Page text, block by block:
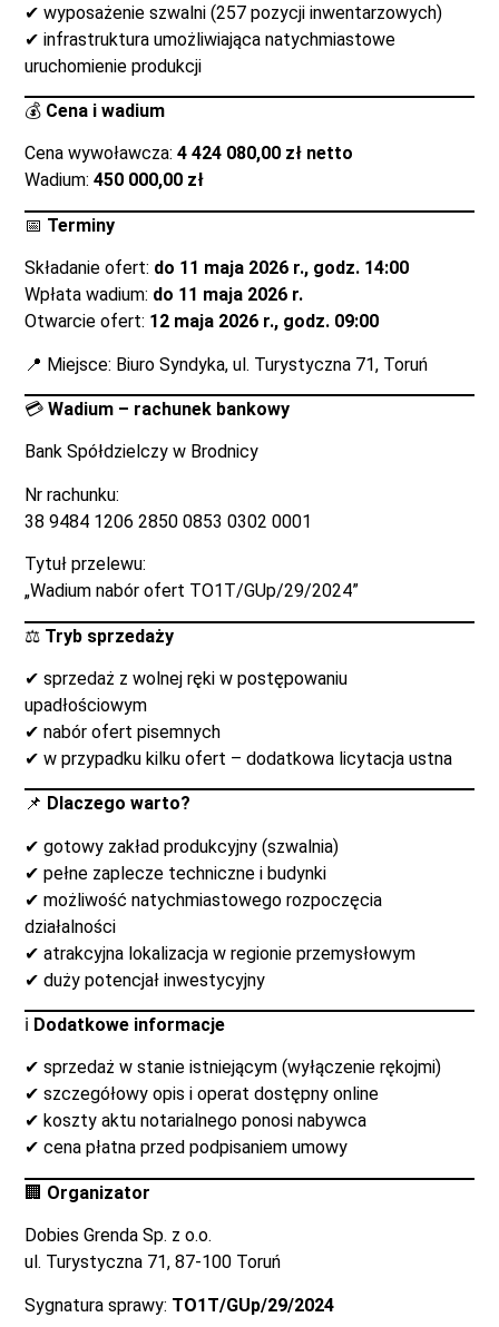
✔ wyposażenie szwalni (257 pozycji inwentarzowych)
✔ infrastruktura umożliwiająca natychmiastowe
uruchomienie produkcji
💰 Cena i wadium
Cena wywoławcza:4 424 080,00 zł netto
Wadium:450 000,00 zł
📅 Terminy
Składanie ofert: do 11 maja 2026 r., godz. 14:00
Wpłata wadium: do 11 maja 2026 r.
Otwarcie ofert: 12 maja 2026 r., godz. 09:00
📍 Miejsce: Biuro Syndyka, ul. Turystyczna 71, Toruń
💳Wadium – rachunek bankowy
Bank Spółdzielczy w Brodnicy
Nr rachunku:
38 9484 1206 2850 0853 0302 0001
Tytuł przelewu:
„Wadium nabór ofert TO1T/GUp/29/2024”
⚖️ Tryb sprzedaży
✔ sprzedaż z wolnej ręki w postępowaniu
upadłościowym
✔ nabór ofert pisemnych
✔ w przypadku kilku ofert – dodatkowa licytacja ustna
📌 Dlaczego warto?
✔ gotowy zakład produkcyjny (szwalnia)
✔ pełne zaplecze techniczne i budynki
✔ możliwość natychmiastowego rozpoczęcia
działalności
✔ atrakcyjna lokalizacja w regionie przemysłowym
✔ duży potencjał inwestycyjny
ℹ️ Dodatkowe informacje
✔ sprzedaż w stanie istniejącym (wyłączenie rękojmi)
✔ szczegółowy opis i operat dostępny online
✔ koszty aktu notarialnego ponosi nabywca
✔ cena płatna przed podpisaniem umowy
🏢 Organizator
Dobies Grenda Sp. z o.o.
ul. Turystyczna 71, 87-100 Toruń
Sygnatura sprawy: TO1T/GUp/29/2024